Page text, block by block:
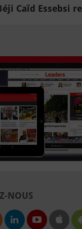
Caïd Essebsi
NOUS